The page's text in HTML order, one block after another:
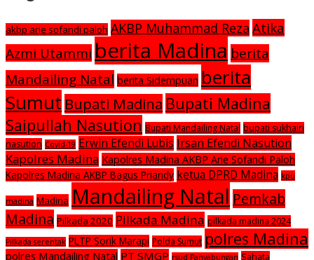
akbp arie sofandi paloh AKBP Muhammad Reza Atika
Azmi Utammi berita Madina berita
Mandailing Natal berita Sidempuan berita
Sumut Bupati Madina Bupati Madina
Saipullah Nasution Bupati Mandailing Natal bupati sukhairi
nasution Covid-19 Erwin Efendi Lubis Irsan Efendi Nasution
Kapolres Madina Kapolres Madina AKBP Arie Sofandi Paloh
Kapolres Madina AKBP Bagus Priandy ketua DPRD Madina kpu
madina Madina Mandailing Natal Pemkab
Madina Pilkada 2020 Pilkada Madina pilkada madina 2024
Pilkada serentak PLTP Sorik Marapi Polda Sumut polres Madina
polres Mandailing Natal PT SMGP rsud Panyabungan Sahata